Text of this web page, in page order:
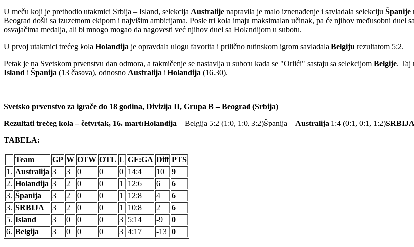
U meču koji je prethodio utakmici Srbija – Island, selekcija Australije napravila je malo iznenađenje i savladala selekciju Španije
Beograd došli sa izuzetnom ekipom i najvišim ambicijama. Posle tri kola imaju maksimalan učinak, pa će njihov međusobni duel
osvajačima medalja, ali bi mnogo mogao da nagovesti već njihov duel sa Holandijom u subotu.
U prvoj utakmici trećeg kola Holandija je opravdala ulogu favorita i prilično rutinskom igrom savladala Belgiju rezultatom 5:2.
Petak je na Svetskom prvenstvu dan odmora, a takmičenje se nastavlja u subotu kada se "Orlići" sastaju sa selekcijom Belgije. Taj
Island i Španija (13 časova), odnosno Australija i Holandija (16.30).
Svetsko prvenstvo za igrače do 18 godina, Divizija II, Grupa B – Beograd (Srbija)
Rezultati trećeg kola – četvrtak, 16. mart:Holandija – Belgija 5:2 (1:0, 1:0, 3:2)Španija – Australija 1:4 (0:1, 0:1, 1:2)SRBIJA
TABELA:
Team GP W OTW OTL L GF:GA Diff PTS
1. Australija 3 3 0 0 0 14:4 10
9
2. Holandija 3 2 0 0 1 12:6 6
6
3. Španija 3 2 0 0 1 12:8 4
6
3. SRBIJA 3 2 0 0 1 10:8 2
6
5. Island 3 0 0 0 3 5:14 -9
0
6. Belgija 3 0 0 0 3 4:17 -13 0